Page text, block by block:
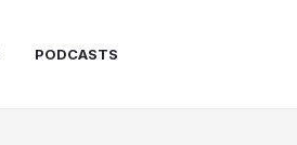
PODCASTS